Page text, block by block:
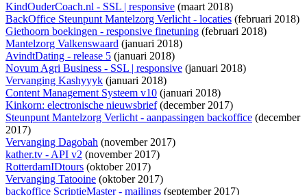
KindOuderCoach.nl - SSL | responsive (maart 2018)
BackOffice Steunpunt Mantelzorg Verlicht - locaties (februari 2018)
Giethoorn boekingen - responsive finetuning (februari 2018)
Mantelzorg Valkenswaard (januari 2018)
AvindtDating - release 5 (januari 2018)
Novum Agri Business - SSL | responsive (januari 2018)
Vervanging Kashyyyk (januari 2018)
Content Management Systeem v10 (januari 2018)
Kinkorn: electronische nieuwsbrief(december 2017)
Steunpunt Mantelzorg Verlicht - aanpassingen backoffice (december
2017)
Vervanging Dagobah (november 2017)
kather.tv - API v2 (november 2017)
RotterdamIDtours (oktober 2017)
Vervanging Tatooine (oktober 2017)
backoffice ScriptieMaster - mailings (september 2017)